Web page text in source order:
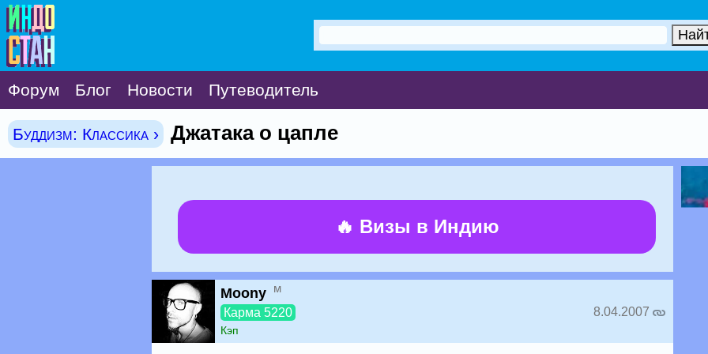
Форум Блог Новости Путеводитель
Буддизм: Классика › Джатака о цапле
🔥 Визы в Индию
Moony м
Карма 5220
Кэп
8.04.2007